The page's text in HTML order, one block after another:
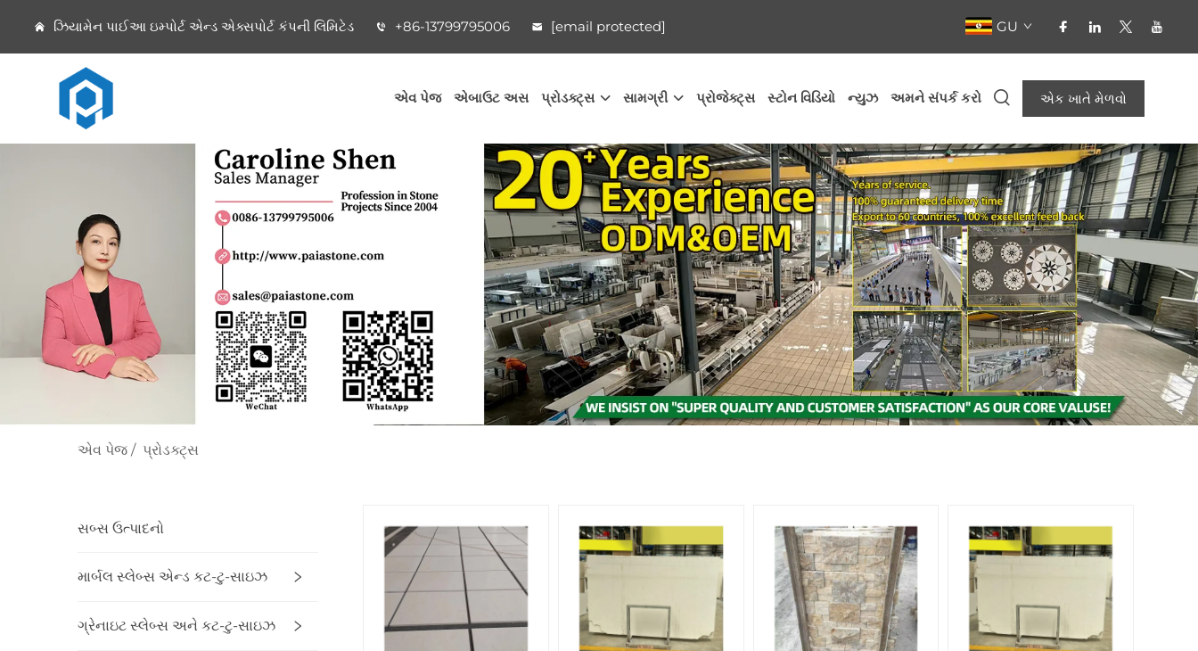
ઝિયામેન પાઈઆ ઇમ્પોર્ટ એન્ડ એક્સપોર્ટ કંપની લિમિટેડ +86-13799795006 [email protected] GU
એવ પેજ એબાઉટ અસ પ્રોડક્ટ્સ સામગ્રી પ્રોજેક્ટ્સ સ્ટોન વિડિયો ન્યુઝ અમને સંપર્ક કરો એક ખાતે મેળવો
એવ પેજ / પ્રોડક્ટ્સ
સબ્સ ઉત્પાદનો
માર્બલ સ્લેબ્સ એન્ડ કટ-ટુ-સાઇઝ
ગ્રેનાઇટ સ્લેબ્સ અને કટ-ટુ-સાઇઝ